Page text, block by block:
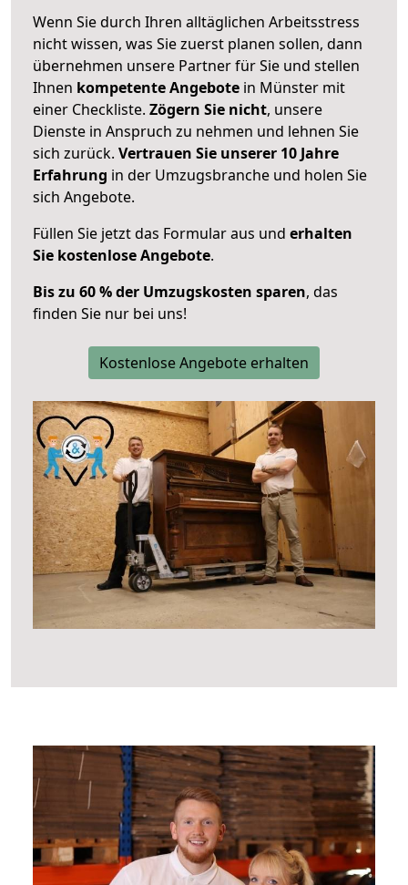
Wenn Sie durch Ihren alltäglichen Arbeitsstress
nicht wissen, was Sie zuerst planen sollen, dann
übernehmen unsere Partner für Sie und stellen
Ihnen kompetente Angebote in Münster mit
einer Checkliste. Zögern Sie nicht, unsere
Dienste in Anspruch zu nehmen und lehnen Sie
sich zurück. Vertrauen Sie unserer 10 Jahre
Erfahrung in der Umzugsbranche und holen Sie
sich Angebote.
Füllen Sie jetzt das Formular aus und erhalten
Sie kostenlose Angebote.
Bis zu 60 % der Umzugskosten sparen, das
finden Sie nur bei uns!
Kostenlose Angebote erhalten